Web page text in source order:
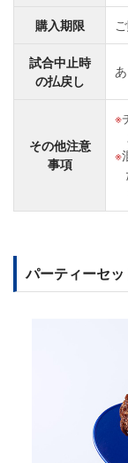
購入期限
試合中止時
の払戻し
その他注意
事項
パーティーセッ